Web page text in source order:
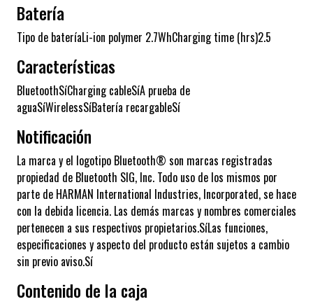
Batería
Tipo de bateríaLi-ion polymer 2.7WhCharging time (hrs)2.5
Características
BluetoothSíCharging cableSíA prueba de
aguaSíWirelessSíBatería recargableSí
Notificación
La marca y el logotipo Bluetooth® son marcas registradas
propiedad de Bluetooth SIG, Inc. Todo uso de los mismos por
parte de HARMAN International Industries, Incorporated, se hace
con la debida licencia. Las demás marcas y nombres comerciales
pertenecen a sus respectivos propietarios.SíLas funciones,
especificaciones y aspecto del producto están sujetos a cambio
sin previo aviso.Sí
Contenido de la caja